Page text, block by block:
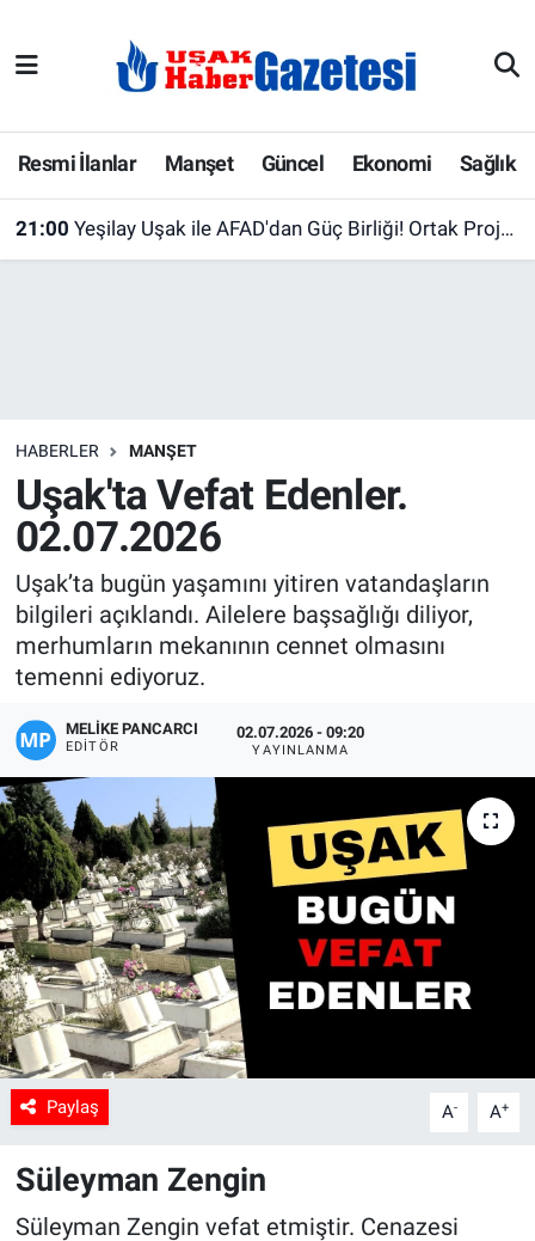
Resmi İlanlar Manşet Güncel Ekonomi Sağlık
21:00 Yeşilay Uşak ile AFAD'dan Güç Birliği! Ortak Projeler İçin İlk Adım Atıldı
HABERLER MANŞET
Uşak'ta Vefat Edenler.
02.07.2026
Uşak’ta bugün yaşamını yitiren vatandaşların
bilgileri açıklandı. Ailelere başsağlığı diliyor,
merhumların mekanının cennet olmasını
temenni ediyoruz.
MELIKE PANCARCI
EDITÖR
02.07.2026 - 09:20
YAYINLANMA
Paylaş A- A+
Süleyman Zengin
Süleyman Zengin vefat etmiştir. Cenazesi
E-Gazete
Ekonomi
Köşe Yazarları
Kültür Sanat
Manşet
Resmi İlanlar
Spor
Uşak Haberleri
Uşak Hava Durumu
Uşak Trafik Yoğunluk Haritası